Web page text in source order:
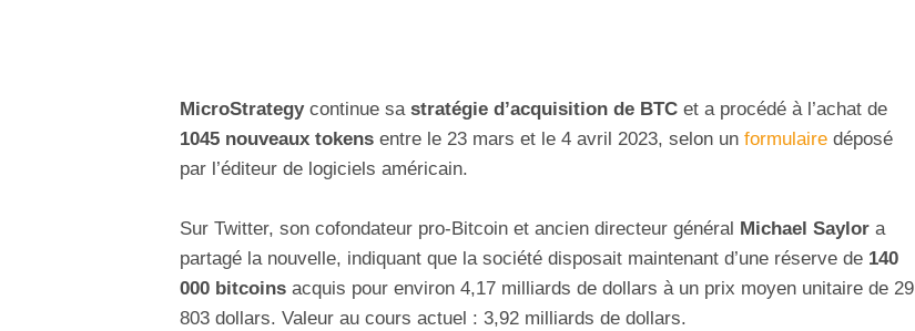
MicroStrategycontinue sa stratégie d’acquisition de BTC et a procédé à l’achat de
1045 nouveaux tokens entre le 23 mars et le 4 avril 2023, selon un formulaire déposé
par l’éditeur de logiciels américain.
Sur Twitter, son cofondateur pro-Bitcoin et ancien directeur général Michael Saylor a
partagé la nouvelle, indiquant que la société disposait maintenant d’une réserve de 140
000 bitcoins acquis pour environ 4,17 milliards de dollars à un prix moyen unitaire de 29
803 dollars. Valeur au cours actuel : 3,92 milliards de dollars.